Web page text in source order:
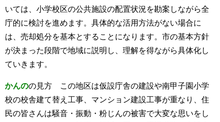
いては、小学校区の公共施設の配置状況を勘案しながら全
庁的に検討を進めます。具体的な活用方法がない場合に
は、売却処分を基本とすることになります。市の基本方針
が決まった段階で地域に説明し、理解を得ながら具体化し
ていきます。
かんのの見方 この地区は仮設庁舎の建設や南甲子園小学
校の校舎建て替え工事、マンション建設工事が重なり、住
民の皆さんは騒音・振動・粉じんの被害で大変な思いをし